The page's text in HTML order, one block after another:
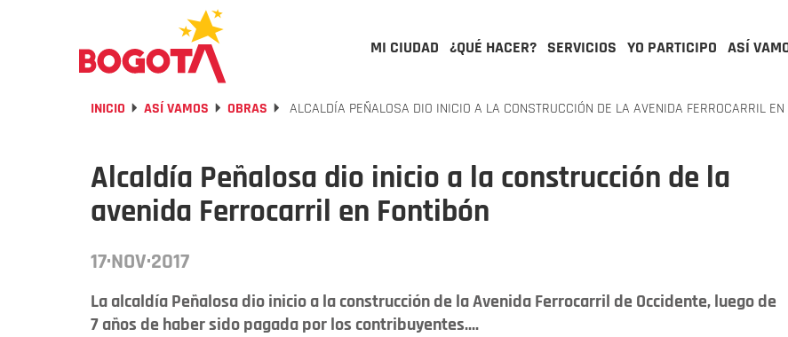
MI CIUDAD ¿QUÉ HACER? SERVICIOS YO PARTICIPO ASÍ
INICIO ASÍ VAMOS OBRAS ALCALDÍA PEÑALOSA DIO INICIO A LA CONSTRUCCIÓN DE LA AVENIDA FERROCARRIL EN
Alcaldía Peñalosa dio inicio a la construcción de la
avenida Ferrocarril en Fontibón
17·NOV·2017
La alcaldía Peñalosa dio inicio a la construcción de la Avenida Ferrocarril de Occidente, luego de
7 años de haber sido pagada por los contribuyentes....